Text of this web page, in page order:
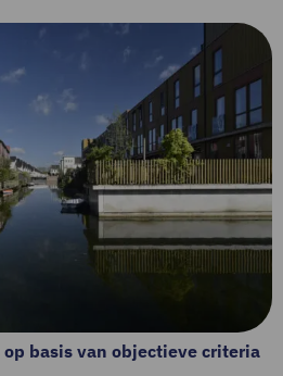
op basis van objectieve criteria